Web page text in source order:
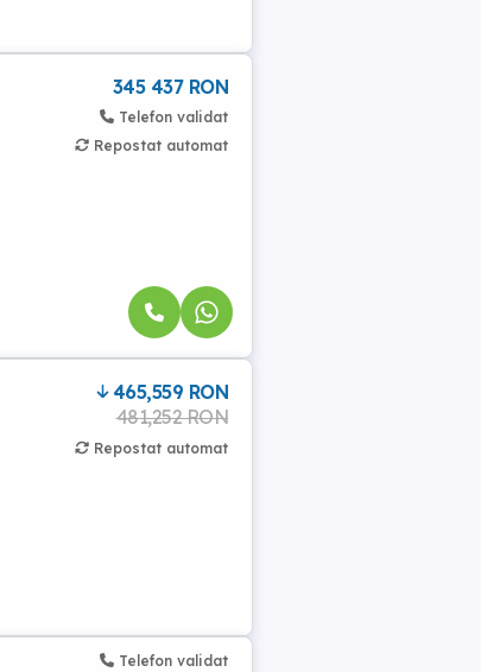
345 437 RON
Telefon validat
Repostat automat
465,559 RON
481,252 RON
Repostat automat
Telefon validat